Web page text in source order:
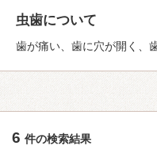
虫歯について
歯が痛い、歯に穴が開く、
6 件の検索結果